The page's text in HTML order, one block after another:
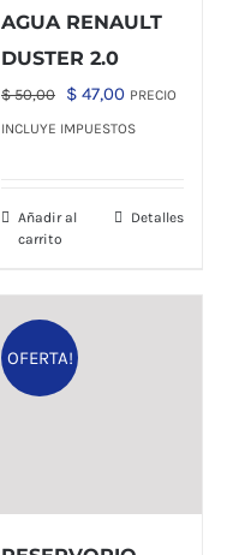
AGUA RENAULT
DUSTER 2.0
$50,00
El
precio
$ 50,00.
$ 47,00El
precio
$ 47,00.
PRECIO
INCLUYE IMPUESTOS
Añadir al
carrito
Detalles
OFERTA!